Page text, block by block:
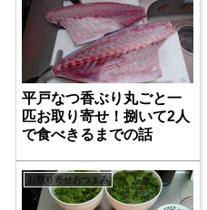
平戸なつ香ぶり丸ごと一
匹お取り寄せ！捌いて2人
で食べきるまでの話
お取り寄せおつまみ